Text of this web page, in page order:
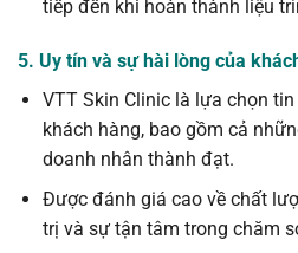
tiếp đến khi hoàn thành liệu
5. Uy tín và sự hài lòng của
VTT Skin Clinic là lựa chọn
khách hàng, bao gồm cả
doanh nhân thành đạt.
Được đánh giá cao về chất
trị và sự tận tâm trong chăm